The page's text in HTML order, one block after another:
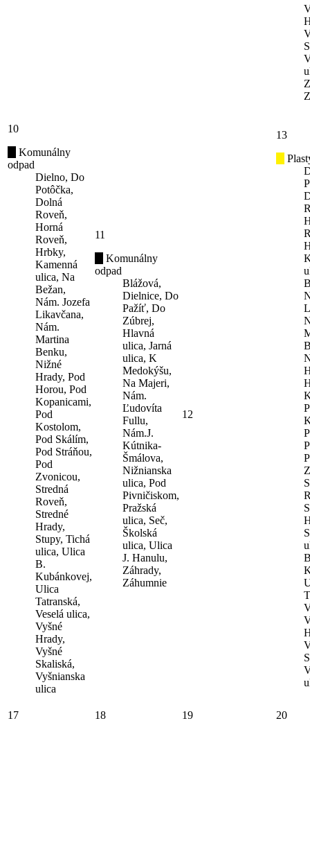
10
Komunálny
odpad
Dielno, Do
Potôčka,
Dolná
Roveň,
Horná
Roveň,
Hrbky,
Kamenná
ulica, Na
Bežan,
Nám. Jozefa
Likavčana,
Nám.
Martina
Benku,
Nižné
Hrady, Pod
Horou, Pod
Kopanicami,
Pod
Kostolom,
Pod Skálím,
Pod Stráňou,
Pod
Zvonicou,
Stredná
Roveň,
Stredné
Hrady,
Stupy, Tichá
ulica, Ulica
B.
Kubánkovej,
Ulica
Tatranská,
Veselá ulica,
Vyšné
Hrady,
Vyšné
Skaliská,
Vyšnianska
ulica
11
Komunálny
odpad
Blážová,
Dielnice, Do
Pažíť, Do
Zúbrej,
Hlavná
ulica, Jarná
ulica, K
Medokýšu,
Na Majeri,
Nám.
Ľudovíta
Fullu,
Nám.J.
Kútnika-
Šmálova,
Nižnianska
ulica, Pod
Pivničiskom,
Pražská
ulica, Seč,
Školská
ulica, Ulica
J. Hanulu,
Záhrady,
Záhumnie
12
13
17 18 19 20